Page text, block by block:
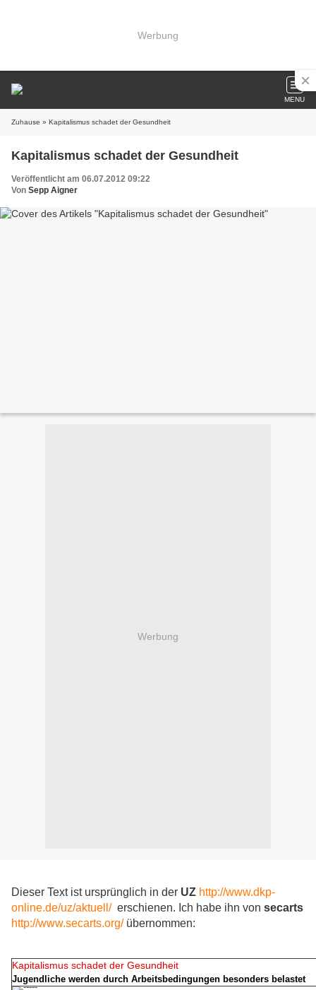
Werbung
MENU
Zuhause » Kapitalismus schadet der Gesundheit
Kapitalismus schadet der Gesundheit
Veröffentlicht am 06.07.2012 09:22
Von Sepp Aigner
Werbung
Dieser Text ist ursprünglich in der UZ http://www.dkp-
online.de/uz/aktuell/erschienen. Ich habe ihn von secarts
http://www.secarts.org/übernommen:
Kapitalismus schadet der Gesundheit
Jugendliche werden durch Arbeitsbedingungen besonders belastet